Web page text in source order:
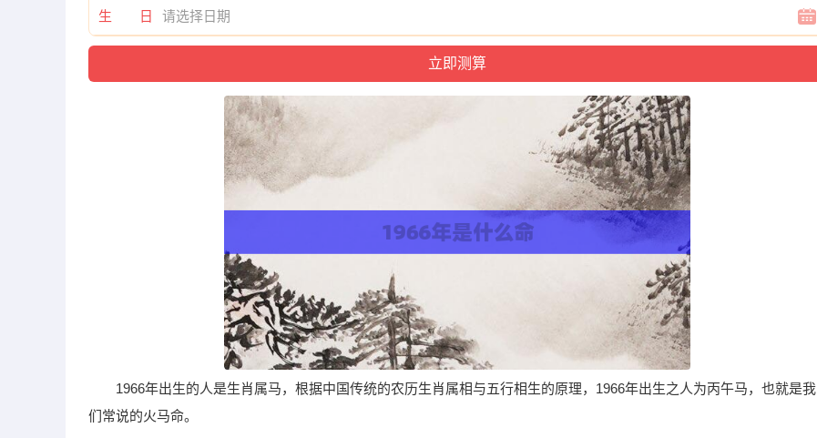
生 日
1966年出生的人是生肖属马，根据中国传统的农历生肖属相与五行相生的原理，1966年出生之人为丙午马，也就是我
们常说的火马命。